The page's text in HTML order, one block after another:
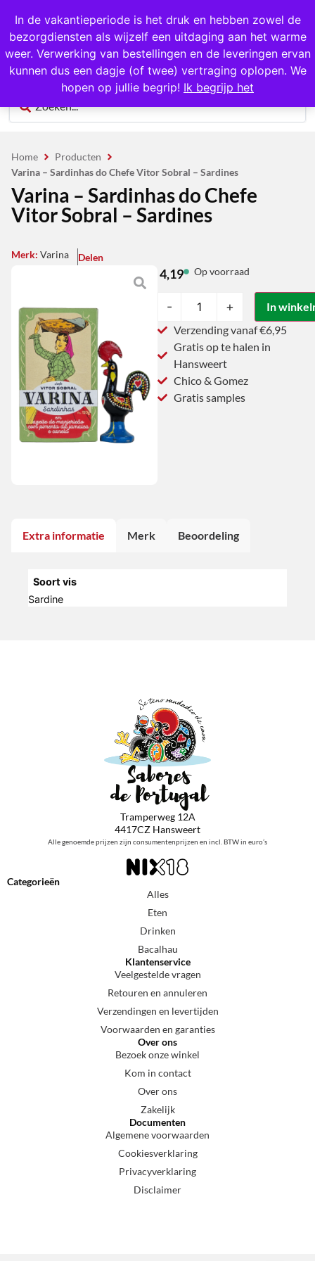
In de vakantieperiode is het druk en hebben zowel de
bezorgdiensten als wijzelf een uitdaging aan het warme
weer. Verwerking van bestellingen en de leveringen ervan
kunnen dus een dagje (of twee) vertraging oplopen. We
hopen op jullie begrip! Ik begrijp het
1000+ producten op voorraad
0
Home
Producten
Varina – Sardinhas do Chefe Vitor Sobral – Sardines
Varina – Sardinhas do Chefe
Vitor Sobral – Sardines
Merk: Varina Delen
4,19 Op voorraad
- +
In
Verzending vanaf €6,95
Gratis op te halen in
Hansweert
Chico & Gomez
Gratis samples
Extra informatie Merk Beoordeling
Soort vis
Sardine
Tramperweg 12A
4417CZ Hansweert
Alle genoemde prijzen zijn consumentenprijzen en incl. BTW in euro’s
Categorieën
Alles
Eten
Drinken
Bacalhau
Klantenservice
Veelgestelde vragen
Retouren en annuleren
Verzendingen en levertijden
Voorwaarden en garanties
Over ons
Bezoek onze winkel
Kom in contact
Over ons
Zakelijk
Documenten
Algemene voorwaarden
Cookiesverklaring
Privacyverklaring
Disclaimer